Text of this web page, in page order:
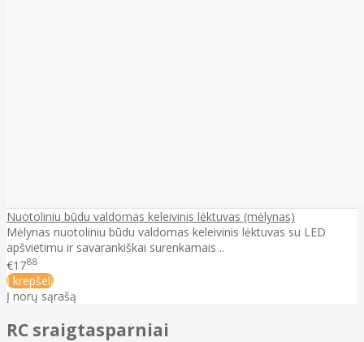
Nuotoliniu būdu valdomas keleivinis lėktuvas (mėlynas)
Mėlynas nuotoliniu būdu valdomas keleivinis lėktuvas su LED
apšvietimu ir savarankiškai surenkamais ..
€1788
Į krepšelį
Į norų sąrašą
RC sraigtasparniai